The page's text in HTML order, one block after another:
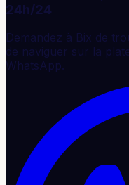
24h/24
Demandez à Bix de
de naviguer sur la
WhatsApp.